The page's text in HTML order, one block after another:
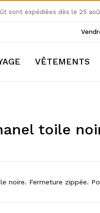
sont expédiées dès le 25
VÊTEMENTS
toile
noire. Fermeture zippée.